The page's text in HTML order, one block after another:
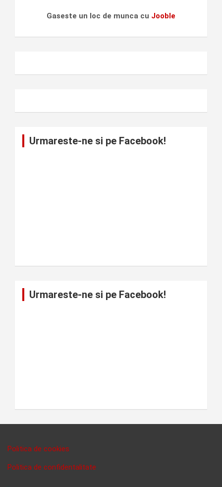
Gaseste un loc de munca cu Jooble
Urmareste-ne si pe Facebook!
Urmareste-ne si pe Facebook!
Politica de cookies
Politica de confidentalitate